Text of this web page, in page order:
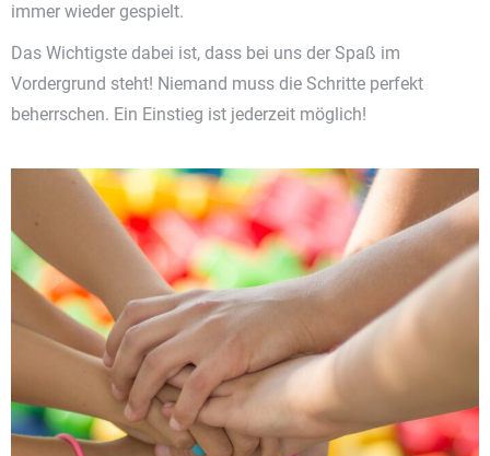
immer wieder gespielt.
Das Wichtigste dabei ist, dass bei uns der Spaß im
Vordergrund steht! Niemand muss die Schritte perfekt
beherrschen. Ein Einstieg ist jederzeit möglich!